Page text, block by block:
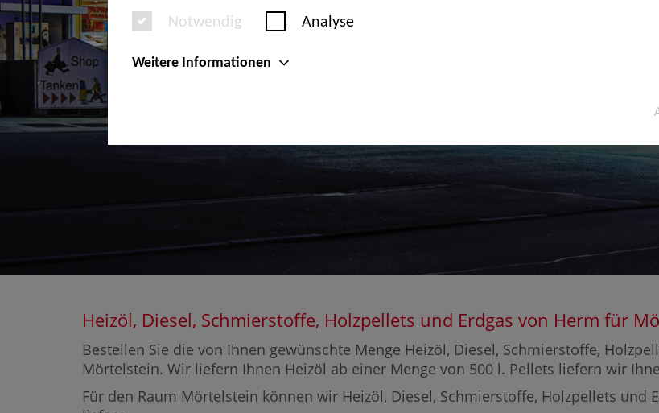
Notwendig Analyse
Weitere Informationen
Heizöl, Diesel, Schmierstoffe, Holzpellets und Erdgas von Herm für
Bestellen Sie die von Ihnen gewünschte Menge Heizöl, Diesel, Schmierstoffe,
Mörtelstein. Wir liefern Ihnen Heizöl ab einer Menge von 500 l. Pellets liefern wir
Für den Raum Mörtelstein können wir Heizöl, Diesel, Schmierstoffe, Holzpellets und